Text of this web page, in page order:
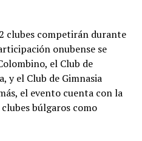
clubes competirán durante
onubense se
el Club de
y el Club de Gimnasia
el evento cuenta con la
búlgaros como